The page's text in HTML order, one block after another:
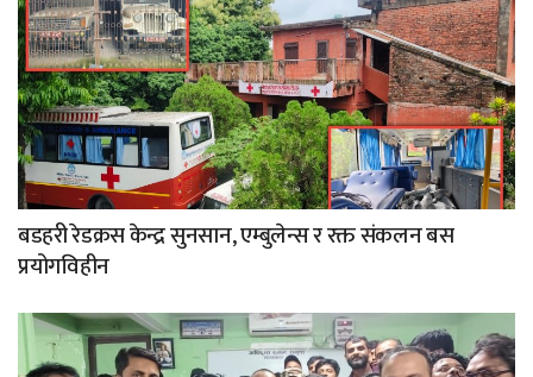
बडहरी रेडक्रस केन्द्र सुनसान, एम्बुलेन्स र रक्त संकलन बस
प्रयोगविहीन